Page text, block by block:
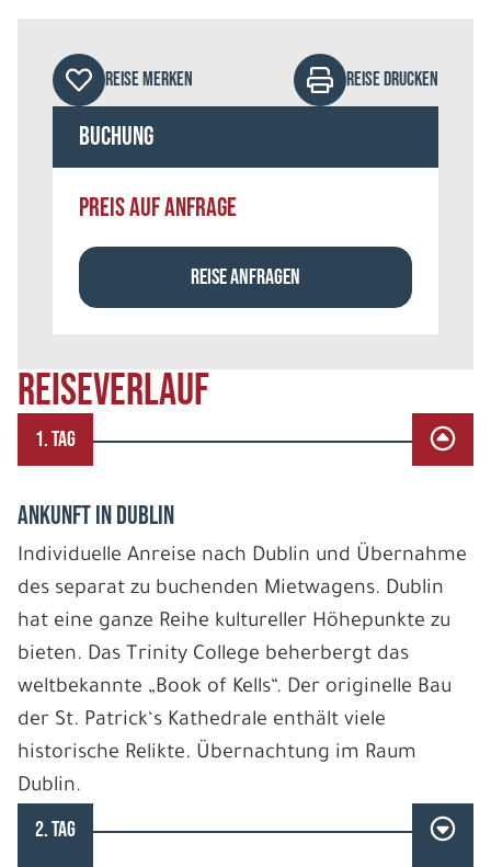
REISEVERLAUF
1. TAG
ANKUNFT IN DUBLIN
Individuelle Anreise nach Dublin und Übernahme
des separat zu buchenden Mietwagens. Dublin
hat eine ganze Reihe kultureller Höhepunkte zu
bieten. Das Trinity College beherbergt das
weltbekannte „Book of Kells“. Der originelle Bau
der St. Patrick‘s Kathedrale enthält viele
historische Relikte. Übernachtung im Raum
Dublin.
2. TAG
REISE MERKEN REISE DRUCKEN
Buchung
PREIS AUF ANFRAGE
REISE ANFRAGEN